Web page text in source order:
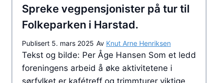
a
r
n
S
V
T
r
o
n
t
i
l
P
i
v
n
g
b
l
Spreke vegpensjonister på tur til
Folkeparken i Harstad.
Publisert 5. mars 2025 Av Knut Arne Henriksen
Tekst og bilde: Per Åge Hansen Som et ledd
foreningens arbeid å øke aktivitetene i
sørfylket er kafétreff og trimmturer viktige